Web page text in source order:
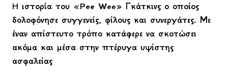
H ιστορία του «Pee Wee» Γκάτκινς ο οποίος
δολοφόνησε συγγενείς, φίλους και συνεργάτες. Με
έναν απίστευτο τρόπο κατάφερε να σκοτώσει
ακόμα και μέσα στην πτέρυγα υψίστης
ασφαλείας